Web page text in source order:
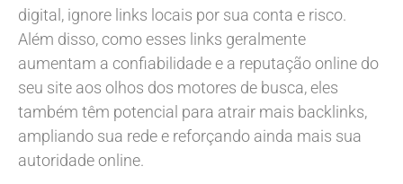
digital, ignore links locais por sua conta e risco.
Além disso, como esses links geralmente
aumentam a confiabilidade e a reputação online do
seu site aos olhos dos motores de busca, eles
também têm potencial para atrair mais backlinks,
ampliando sua rede e reforçando ainda mais sua
autoridade online.